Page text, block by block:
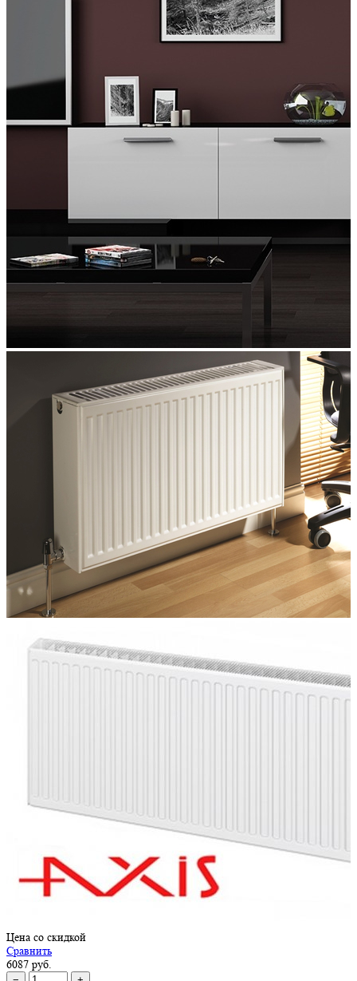
Цена со скидкой
Сравнить
6087 руб.